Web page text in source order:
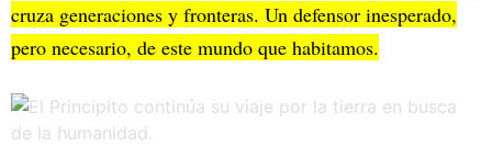
cruza generaciones y fronteras. Un defensor inesperado,
pero necesario, de este mundo que habitamos.